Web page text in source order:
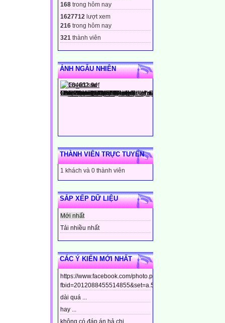
168 trong hôm nay
1627712 lượt xem
216 trong hôm nay
321 thành viên
ẢNH NGẪU NHIÊN
THÀNH VIÊN TRỰC TUYẾN
1 khách và 0 thành viên
SẮP XẾP DỮ LIỆU
Mới nhất
Tải nhiều nhất
CÁC Ý KIẾN MỚI NHẤT
https://www.facebook.com/photo.php?
dài quá ...
hay ...
không có đáp án hả chị ...